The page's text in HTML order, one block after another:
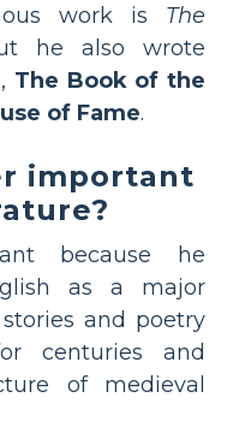
work is The
he also wrote
, The Book of the
of Fame.
important
because he
as a major
and poetry
centuries and
of medieval